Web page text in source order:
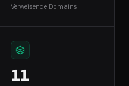
Verweisende Domains
11